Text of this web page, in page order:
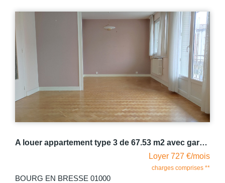
dégagement avec un grand placard mural, salle d'eau
lumineuse avec fenêtre, WC indépendant. Les charges sont
établies sur un forfait de charges, les taxes ordures
ménagères seront réclamées en sus une fois par an. Libre
de suite Visite virtuelle : https://tour.previsite.com/8DA186F8-
8F6A-A73A-E9DA-0DFDB8FD105F
A louer appartement type 3 de 67.53 m2 avec garage Bourg-en-Bresse
Loyer 727 €/mois
charges comprises **
BOURG EN BRESSE 01000